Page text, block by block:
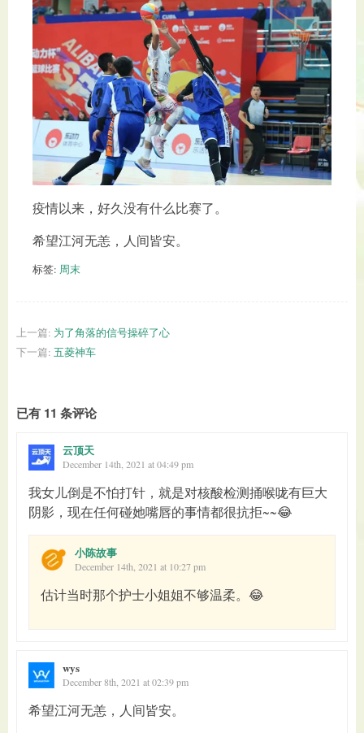
疫情以来，好久没有什么比赛了。
希望江河无恙，人间皆安。
标签: 周末
上一篇: 为了角落的信号操碎了心
下一篇: 五菱神车
已有 11 条评论
云顶天
December 14th, 2021 at 04:49 pm
我女儿倒是不怕打针，就是对核酸检测捅喉咙有巨大
阴影，现在任何碰她嘴唇的事情都很抗拒~~😂
小陈故事
December 14th, 2021 at 10:27 pm
估计当时那个护士小姐姐不够温柔。😂
wys
December 8th, 2021 at 02:39 pm
希望江河无恙，人间皆安。